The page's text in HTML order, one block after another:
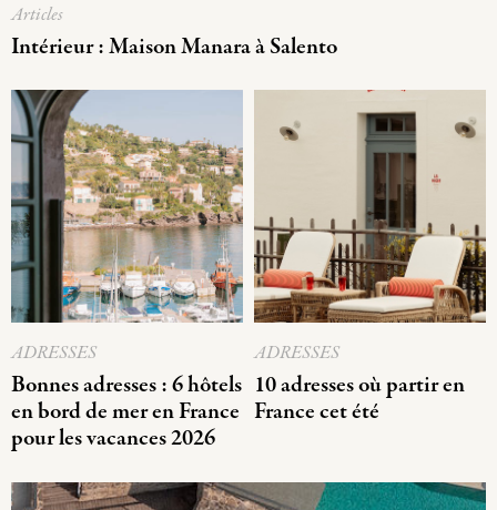
Articles
Intérieur : Maison Manara à Salento
ADRESSES
Bonnes adresses : 6 hôtels
en bord de mer en France
pour les vacances 2026
ADRESSES
10 adresses où partir en
France cet été